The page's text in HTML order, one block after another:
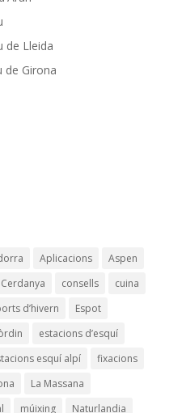
de Lleida
de Girona
Aplicacions
Aspen
Cerdanya consells
cuina
d’hivern
Espot
estacions d’esquí
esquí alpí
fixacions
La Massana
múixing
Naturlandia